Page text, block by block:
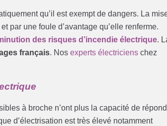
qu’il est exempt de dangers. La
par une foule d’avantage qu’elle renferme.
des risques d’incendie électrique.
français. Nosexperts électriciens chez
à broche n’ont plus la capacité de
d’électrisation est très élevé notamment